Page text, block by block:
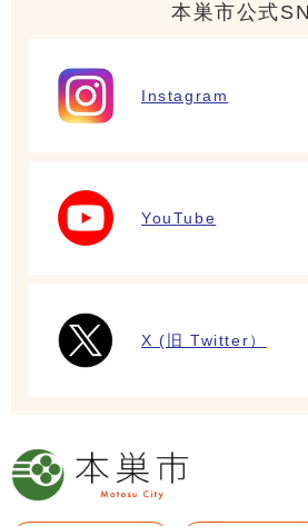
本巣市公式
Instagram
YouTube
X (旧 Twitter）